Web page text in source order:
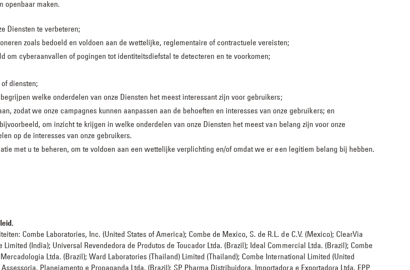
openbaar maken.
Diensten te verbeteren;
zoals bedoeld en voldoen aan de wettelijke, reglementaire of contractuele vereisten;
cyberaanvallen of pogingen tot identiteitsdiefstal te detecteren en te voorkomen;
diensten;
welke onderdelen van onze Diensten het meest interessant zijn voor gebruikers;
zodat we onze campagnes kunnen aanpassen aan de behoeften en interesses van onze gebruikers; en
om inzicht te krijgen in welke onderdelen van onze Diensten het meest van belang zijn voor onze
op de interesses van onze gebruikers.
met u te beheren, om te voldoen aan een wettelijke verplichting en/of omdat we er een legitiem belang bij hebben.
Combe Laboratories, Inc. (United States of America); Combe de Mexico, S. de R.L. de C.V. (Mexico); ClearVia
(India); Universal Revendedora de Produtos de Toucador Ltda. (Brazil); Ideal Commercial Ltda. (Brazil); Combe
Ltda. (Brazil); Ward Laboratories (Thailand) Limited (Thailand); Combe International Limited (United
Planejamento e Propaganda Ltda. (Brazil); SP Pharma Distribuidora, Importadora e Exportadora Ltda, EPP